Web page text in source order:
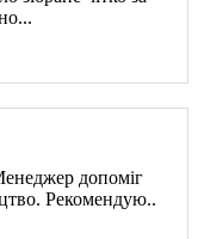
допоміг
Рекомендую..